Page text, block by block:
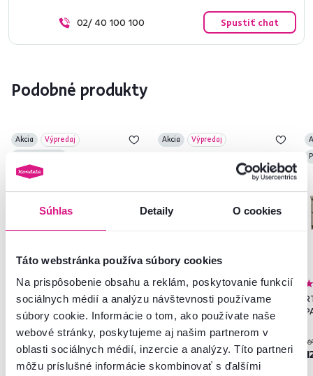
Súhlas Detaily O cookies
Táto webstránka používa súbory cookies
Na prispôsobenie obsahu a reklám, poskytovanie funkcií
sociálnych médií a analýzu návštevnosti používame
súbory cookie. Informácie o tom, ako používate naše
webové stránky, poskytujeme aj našim partnerom v
oblasti sociálnych médií, inzercie a analýzy. Títo partneri
môžu príslušné informácie skombinovať s ďalšími
02/ 40 100 100 Spustiť chat
Podobné produkty
Akcia
Výpredaj
5,0 1
Závesná polica, dub sonoma,
PANAMA typ 09
36 € -34%
Akcia Výpredaj
Kombinovaná komoda, dub
sonoma, PANAMA TYP 12
179 €
129 € -27%